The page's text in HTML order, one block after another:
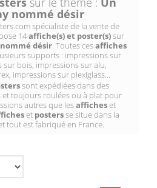
nommé désir
spécialiste de la vente de
14affiche(s) et poster(s)sur
désir. Toutes cesaffiches
supports : impressions sur
sur bois, impressions sur alu,
impressions sur plexiglass...
sont expédiées dans des
et toujours roulées ou à plat pour
autres que lesafficheset
et postersse situe dans la
tout est fabriqué en France.